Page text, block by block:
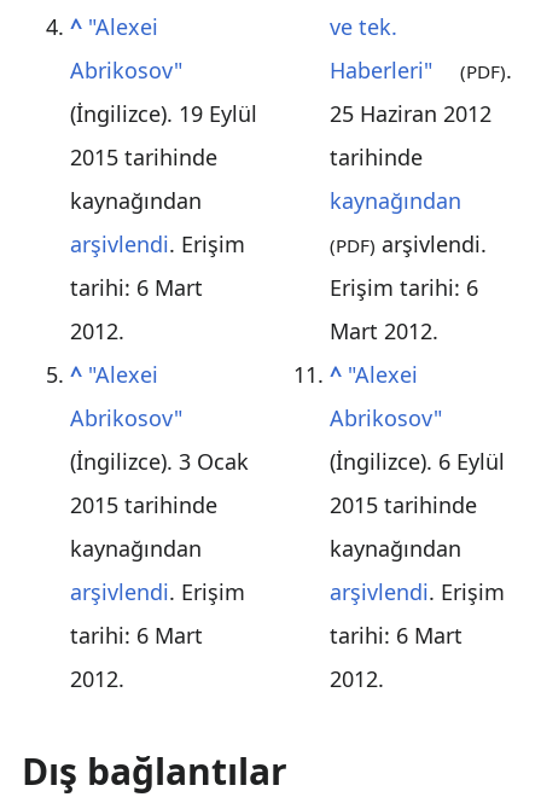
^ "Alexei
Abrikosov"
(İngilizce). 19 Eylül
2015 tarihinde
kaynağından
arşivlendi. Erişim
tarihi: 6 Mart
2012.
^ "Alexei
Abrikosov"
(İngilizce). 3 Ocak
2015 tarihinde
kaynağından
arşivlendi. Erişim
tarihi: 6 Mart
2012.
ve tek.
Haberleri"
(PDF).
25 Haziran 2012
tarihinde
kaynağından
(PDF) arşivlendi.
Erişim tarihi: 6
Mart 2012.
^ "Alexei
Abrikosov"
(İngilizce). 6 Eylül
2015 tarihinde
kaynağından
arşivlendi. Erişim
tarihi: 6 Mart
2012.
Dış bağlantılar